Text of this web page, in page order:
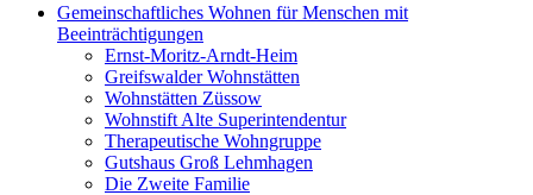
Gemeinschaftliches Wohnen für Menschen mit
Beeinträchtigungen
Ernst-Moritz-Arndt-Heim
Greifswalder Wohnstätten
Wohnstätten Züssow
Wohnstift Alte Superintendentur
Therapeutische Wohngruppe
Gutshaus Groß Lehmhagen
Die Zweite Familie